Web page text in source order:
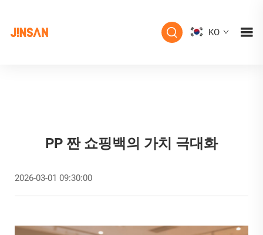
KO
PP 짠 쇼핑백의 가치 극대화
2026-03-01 09:30:00